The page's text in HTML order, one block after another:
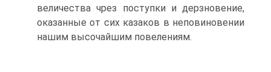
величества чрез поступки и дерзно­вение,
оказанные от сих казаков в неповиновении
нашим высочай­шим повелениям.